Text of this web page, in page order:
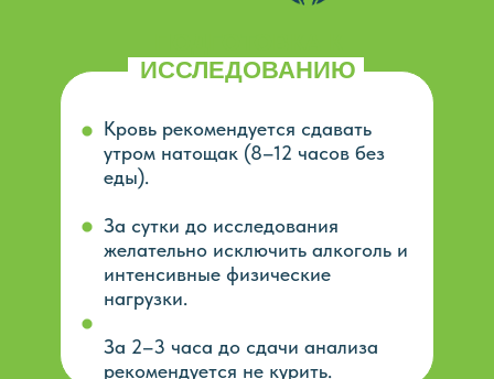
Кровь рекомендуется сдавать
утром натощак (8–12 часов без
еды).
За сутки до исследования
желательно исключить алкоголь и
интенсивные физические
нагрузки.
За 2–3 часа до сдачи анализа
рекомендуется не курить.
ИССЛЕДОВАНИЮ